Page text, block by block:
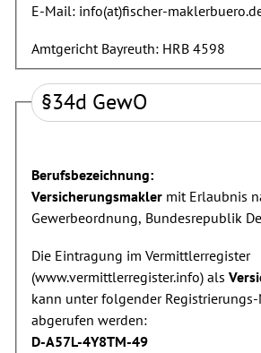
E-Mail: info(at)fischer-
Amtgericht Bayreuth: HRB 4598
§34d GewO
Berufsbezeichnung:
Versicherungsmakler mit Erlaubnis
Gewerbeordnung, Bundesrepublik
Die Eintragung im Vermittlerregister
(www.vermittlerregister.info) als
kann unter folgender
abgerufen werden:
D-A57L-4Y8TM-49